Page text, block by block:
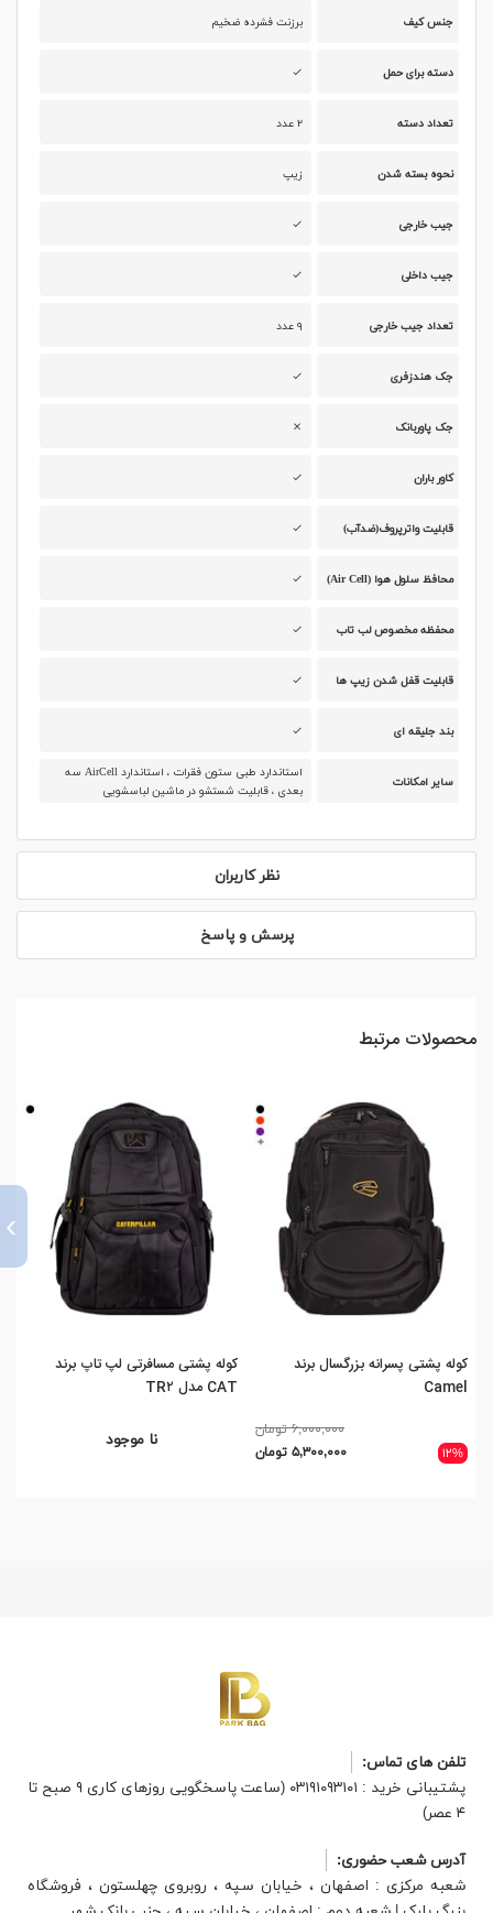
جنس کیف برزنت فشرده ضخیم
دسته برای حمل
تعداد دسته
نحوه بسته شدن زیپ
جیب خارجی
جیب داخلی
تعداد جیب خارجی
جک هندزفری
جک پاوربانک
کاور باران
قابلیت واترپروف(ضدآب)
محافظ سلول هوا (Air Cell)
محفظه مخصوص لب تاب
قابلیت قفل شدن زیپ ها
بند جلیقه ای
سایر امکانات
استاندارد طبی ستون فقرات ، استاندارد AirCell سه
بعدی ، قابلیت شستشو در ماشین لباسشویی
نظر کاربران
پرسش و پاسخ
محصولات مرتبط
کوله پشتی پسرانه بزرگسال برند
Camel
۱۲%
۶,۰۰۰,۰۰۰ تومان
۵,۳۰۰,۰۰۰ تومان
کوله پشتی مسافرتی لپ تاپ برند
CAT مدل TR۲
نا موجود
›
تلفن های تماس:
پشتیبانی خرید : ۰۳۱۹۱۰۹۳۱۰۱ (ساعت پاسخگویی روزهای کاری ۹ صبح تا
۴ عصر)
آدرس شعب حضوری:
شعبه مرکزی : اصفهان ، خیابان سپه ، روبروی چهلستون ، فروشگاه